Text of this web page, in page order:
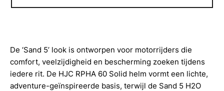
De ‘Sand 5’ look is ontworpen voor motorrijders die
comfort, veelzijdigheid en bescherming zoeken tijdens
iedere rit. De HJC RPHA 60 Solid helm vormt een lichte,
adventure-geïnspireerde basis, terwijl de Sand 5 H2O